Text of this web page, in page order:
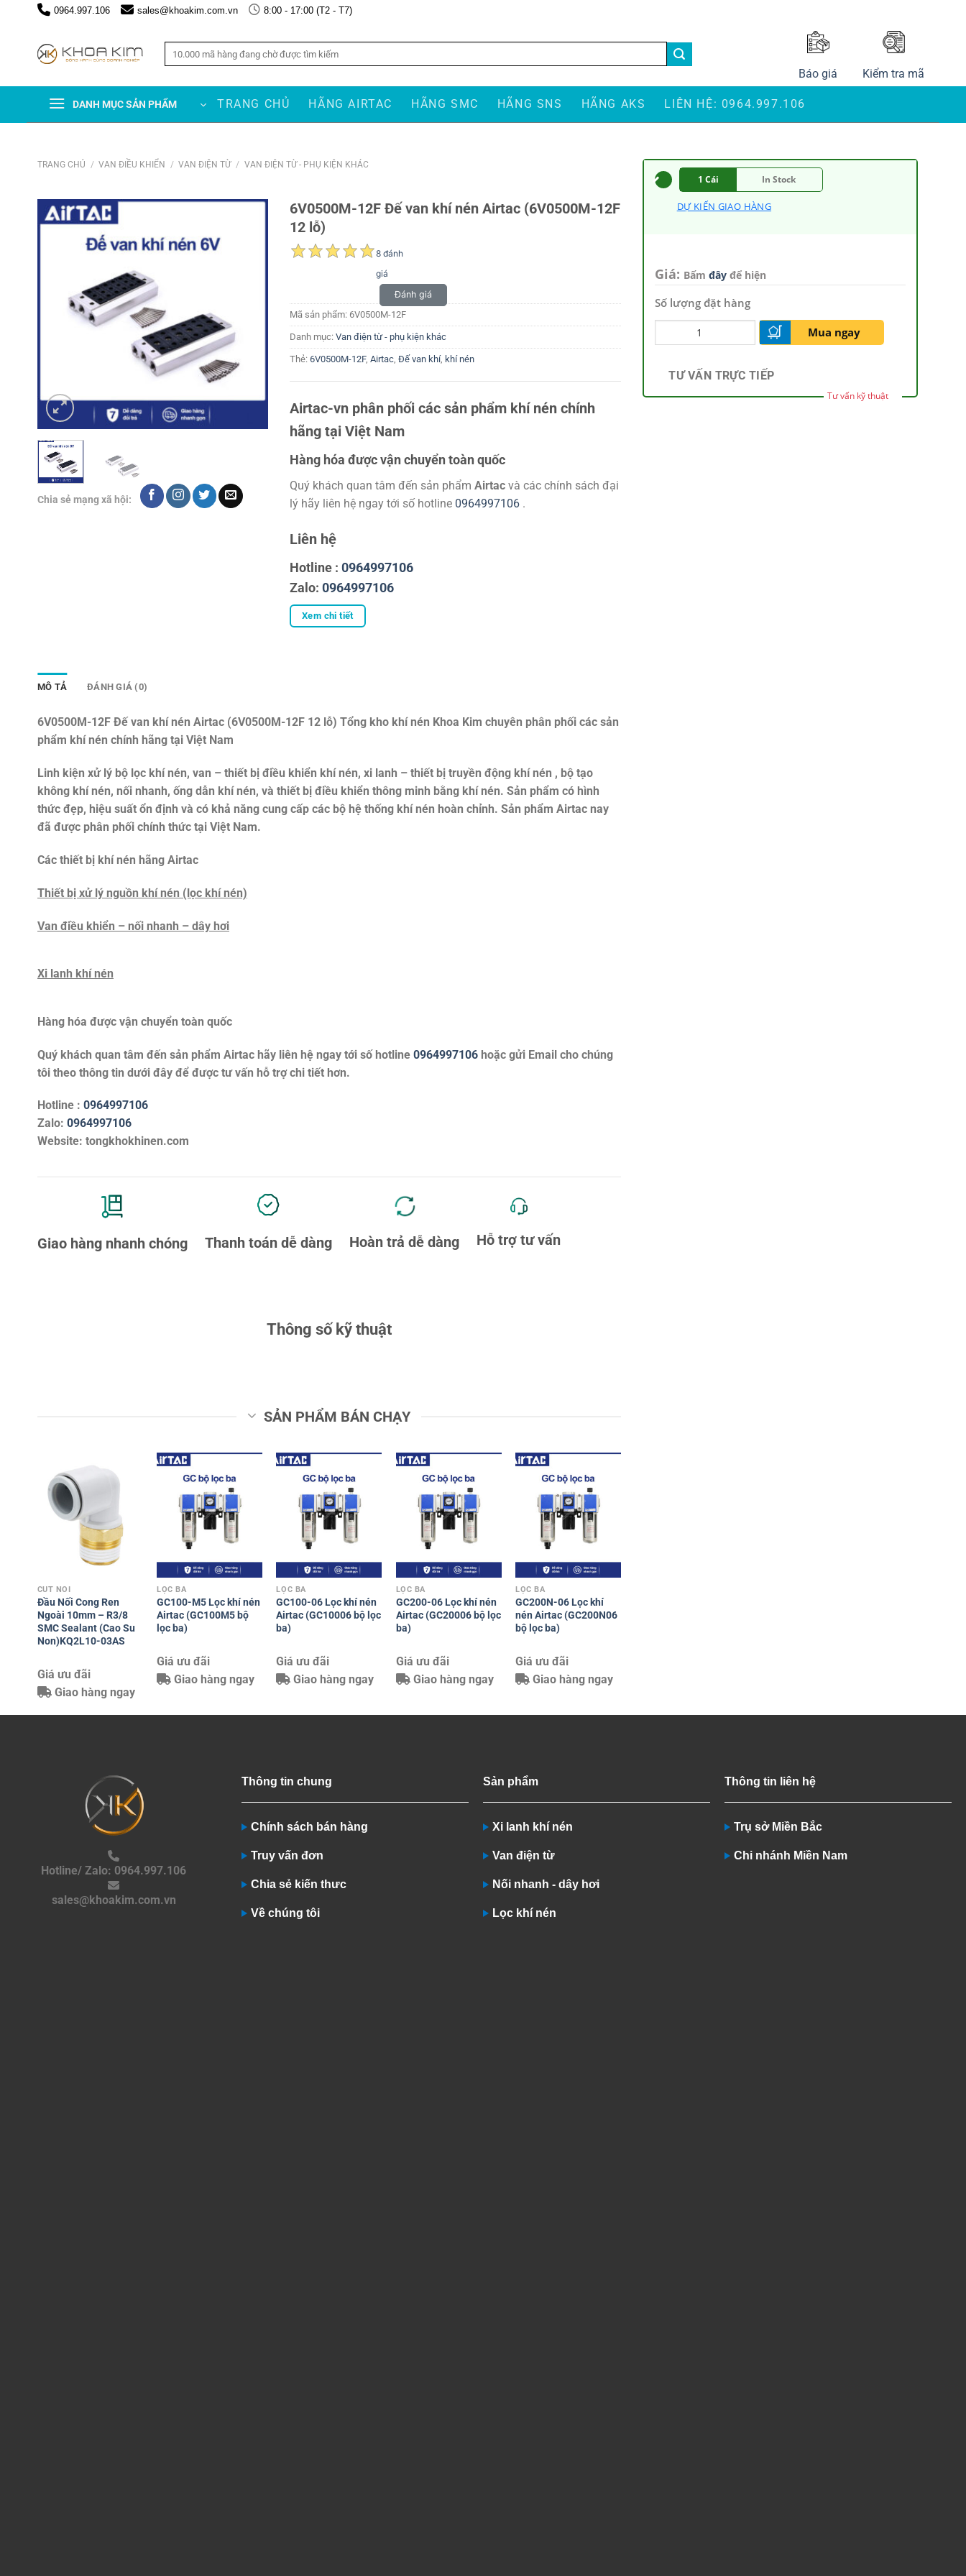
0964.997.106 sales@khoakim.com.vn 8:00 - 17:00 (T2 - T7)
Báo giá Kiểm tra mã
DANH MỤC SẢN PHẨM TRANG CHỦ HÃNG AIRTAC HÃNG SMC HÃNG SNS HÃNG AKS LIÊN HỆ: 0964.997.106
TRANG CHỦ / VAN ĐIỀU KHIỂN / VAN ĐIỆN TỪ / VAN ĐIỆN TỪ - PHỤ KIỆN KHÁC
Chia sẻ mạng xã hội:
6V0500M-12F Đế van khí nén Airtac (6V0500M-12F
12 lỗ)
8 đánh
giá
Đánh giá
Mã sản phẩm: 6V0500M-12F
Danh mục: Van điện từ - phụ kiện khác
Thẻ: 6V0500M-12F, Airtac, Đế van khí, khí nén
Airtac-vn phân phối các sản phẩm khí nén chính
hãng tại Việt Nam
Hàng hóa được vận chuyển toàn quốc
Quý khách quan tâm đến sản phẩm Airtacvà các chính sách đại
lý hãy liên hệ ngay tới số hotline 0964997106 .
Liên hệ
Hotline : 0964997106
Zalo: 0964997106
Xem chi tiết
MÔ TẢ ĐÁNH GIÁ (0)
6V0500M-12F Đế van khí nén Airtac (6V0500M-12F 12 lỗ) Tổng kho khí nén Khoa Kim chuyên phân phối các sản
phẩm khí nén chính hãng tại Việt Nam
Linh kiện xử lý bộ lọc khí nén, van – thiết bị điều khiển khí nén, xi lanh – thiết bị truyền động khí nén , bộ tạo
không khí nén, nối nhanh, ống dẫn khí nén, và thiết bị điều khiển thông minh bằng khí nén. Sản phẩm có hình
thức đẹp, hiệu suất ổn định và có khả năng cung cấp các bộ hệ thống khí nén hoàn chỉnh. Sản phẩm Airtac nay
đã được phân phối chính thức tại Việt Nam.
Các thiết bị khí nén hãng Airtac
Thiết bị xử lý nguồn khí nén (lọc khí nén)
Van điều khiển – nối nhanh – dây hơi
Xi lanh khí nén
Hàng hóa được vận chuyển toàn quốc
Quý khách quan tâm đến sản phẩm Airtac hãy liên hệ ngay tới số hotline 0964997106 hoặc gửi Email cho chúng
tôi theo thông tin dưới đây để được tư vấn hỗ trợ chi tiết hơn.
Hotline : 0964997106
Zalo: 0964997106
Website: tongkhokhinen.com
Giao hàng nhanh chóng Thanh toán dễ dàng Hoàn trả dễ dàng Hỗ trợ tư vấn
Thông số kỹ thuật
SẢN PHẨM BÁN CHẠY
CÚT NỐI
Đầu Nối Cong Ren
Ngoài 10mm – R3/8
SMC Sealant (Cao Su
Non)KQ2L10-03AS
Giá ưu đãi
Giao hàng ngay
LỌC BA
GC100-M5 Lọc khí nén
Airtac (GC100M5 bộ
lọc ba)
Giá ưu đãi
Giao hàng ngay
LỌC BA
GC100-06 Lọc khí nén
Airtac (GC10006 bộ lọc
ba)
Giá ưu đãi
Giao hàng ngay
LỌC BA
GC200-06 Lọc khí nén
Airtac (GC20006 bộ lọc
ba)
Giá ưu đãi
Giao hàng ngay
LỌC BA
GC200N-06 Lọc khí
nén Airtac (GC200N06
bộ lọc ba)
Giá ưu đãi
Giao hàng ngay
1 Cái In Stock
DỰ KIẾN GIAO HÀNG
Giá: Bấm đâyđể hiện
Số lượng đặt hàng
Mua ngay
TƯ VẤN TRỰC TIẾP
Tư vấn kỹ thuật
Hotline/ Zalo: 0964.997.106
sales@khoakim.com.vn
Thông tin chung
Chính sách bán hàng
Truy vấn đơn
Chia sẻ kiến thưc
Về chúng tôi
Sản phẩm
Xi lanh khí nén
Van điện từ
Nối nhanh - dây hơi
Lọc khí nén
Thông tin liên hệ
Trụ sở Miền Bắc
Chi nhánh Miền Nam